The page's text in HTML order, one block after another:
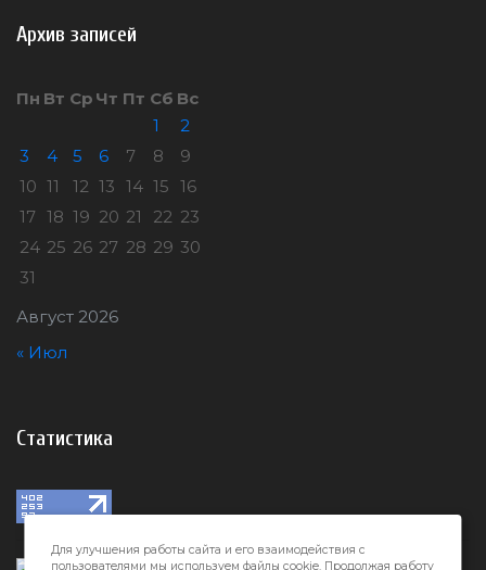
Архив записей
Август 2026
Пн Вт Ср Чт Пт Сб Вс
1
2
3
4 5 6 7 8
9
10 11 12 13 14 15 16
17 18 19 20 21 22 23
24 25 26 27 28 29 30
31
« Июл
Статистика
Для улучшения работы сайта и его взаимодействия с
пользователями мы используем файлы cookie. Продолжая работу